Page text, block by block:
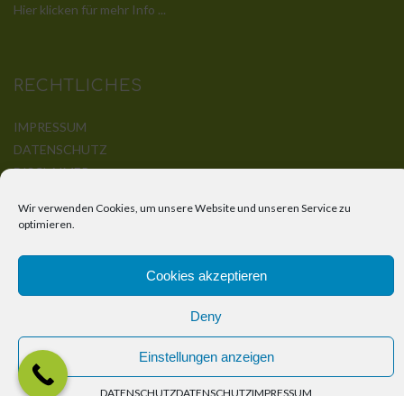
Wir verwenden Cookies, um unsere Website und unseren Service zu
optimieren.
Cookies akzeptieren
Deny
Einstellungen anzeigen
DATENSCHUTZDATENSCHUTZIMPRESSUM
Hier klicken für mehr Info ...
RECHTLICHES
IMPRESSUM
DATENSCHUTZ
DISCLAIMER